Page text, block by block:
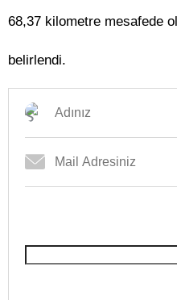
68,37 kilometre mesafede
belirlendi.